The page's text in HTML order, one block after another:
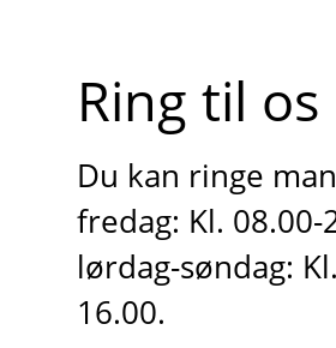
Ring til os
Du kan ringe
fredag: Kl. 08.00-
lørdag-søndag:
16.00.